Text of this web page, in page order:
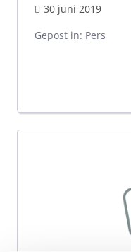
30 juni 2019
Gepost in: Pers